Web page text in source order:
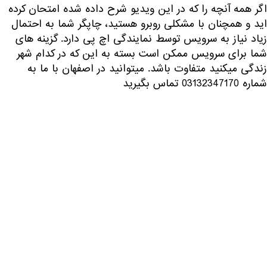
اگر همه آنچه را که در این ویدیو شرح داده شده امتحان کرده
اید و همچنان با مشکلی روبرو هستید، چاپگر شما به احتمال
زیاد نیاز به سرویس توسط نمایندگی اچ پی دارد. گزینه های
شما برای سرویس ممکن است بسته به این که در کدام شهر
زندگی میکنید متفاوت باشد. میتوانید در اصفهان با ما به
شماره 03132347170 تماس بگیرید